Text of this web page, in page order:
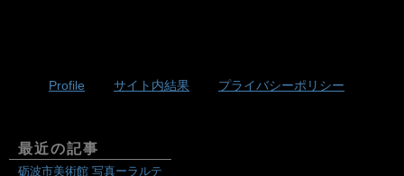
Profile サイト内結果 プライバシーポリシー
最近の記事
砺波市美術館 写真ーラルテ